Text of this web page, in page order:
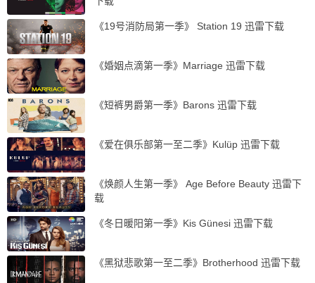
《19号消防局第一季》 Station 19 迅雷下载
《婚姻点滴第一季》Marriage 迅雷下载
《短裤男爵第一季》Barons 迅雷下载
《爱在俱乐部第一至二季》Kulüp 迅雷下载
《焕颜人生第一季》 Age Before Beauty 迅雷下
载
《冬日暖阳第一季》Kis Günesi 迅雷下载
《黑狱悲歌第一至二季》Brotherhood 迅雷下载